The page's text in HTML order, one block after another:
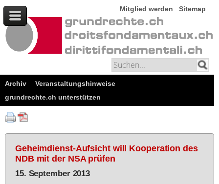
Mitglied werden Sitemap
Archiv
Veranstaltungshinweise
grundrechte.ch unterstützen
Geheimdienst-Aufsicht will Kooperation des
NDB mit der NSA prüfen
15. September 2013